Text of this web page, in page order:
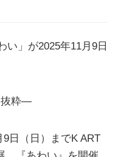
い」が2025年11月9日
抜粋—
日（日）までK ART